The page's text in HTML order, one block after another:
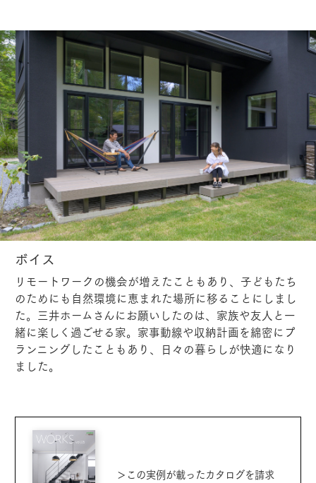
ボイス
リモートワークの機会が増えたこともあり、子どもたち
のためにも自然環境に恵まれた場所に移ることにしまし
た。三井ホームさんにお願いしたのは、家族や友人と一
緒に楽しく過ごせる家。家事動線や収納計画を綿密にプ
ランニングしたこともあり、日々の暮らしが快適になり
ました。
＞この実例が載ったカタログを請求